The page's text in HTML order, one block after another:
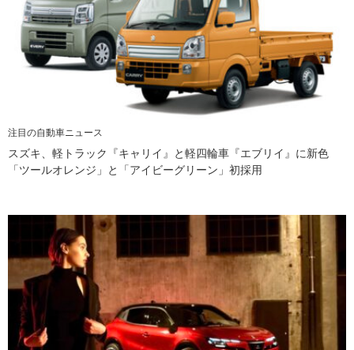
注目の自動車ニュース
スズキ、軽トラック『キャリイ』と軽四輪車『エブリイ』に新色
「ツールオレンジ」と「アイビーグリーン」初採用